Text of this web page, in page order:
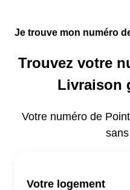
Je trouve mon numéro